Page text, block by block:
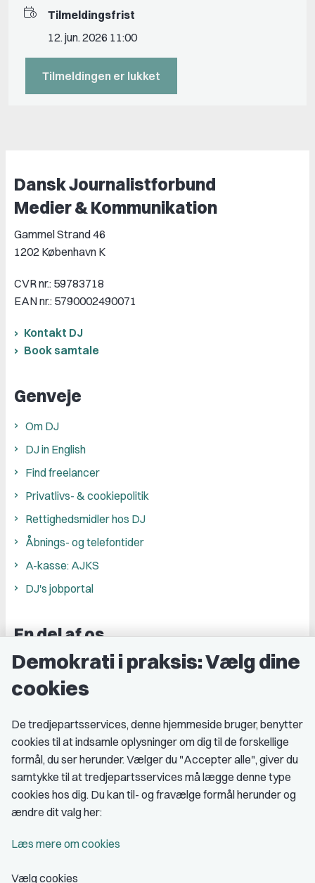
Tilmeldingsfrist
12. jun. 2026 11:00
Tilmeldingen er lukket
Dansk Journalistforbund
Medier & Kommunikation
Gammel Strand 46
1202 København K
CVR nr.: 59783718
EAN nr.: 5790002490071
Kontakt DJ
Book samtale
Genveje
Om DJ
DJ in English
Find freelancer
Privatlivs- & cookiepolitik
Rettighedsmidler hos DJ
Åbnings- og telefontider
A-kasse: AJKS
DJ's jobportal
En del af os
Grupper og kredse
Studenterorganisationer
Medlemskab
Fordele som medlem
Kontingent
Demokrati i praksis: Vælg dine
cookies
De tredjepartsservices, denne hjemmeside bruger, benytter
cookies til at indsamle oplysninger om dig til de forskellige
formål, du ser herunder. Vælger du "Accepter alle", giver du
samtykke til at tredjepartsservices må lægge denne type
cookies hos dig. Du kan til- og fravælge formål herunder og
ændre dit valg her:
Læs mere om cookies
Vælg cookies